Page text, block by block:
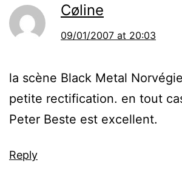
Cøline
09/01/2007 at 20:03
la scène Black Metal
petite rectification. en tout
Peter Beste est excellent.
Reply